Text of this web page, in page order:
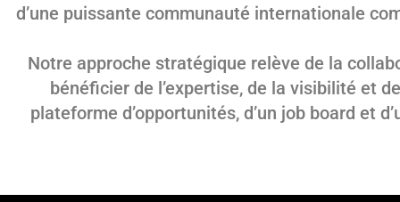
d’une puissante communauté internationale
Notre approche stratégique relève de la
bénéficier de l’expertise, de la visibilité et
plateforme d’opportunités, d’un job board et